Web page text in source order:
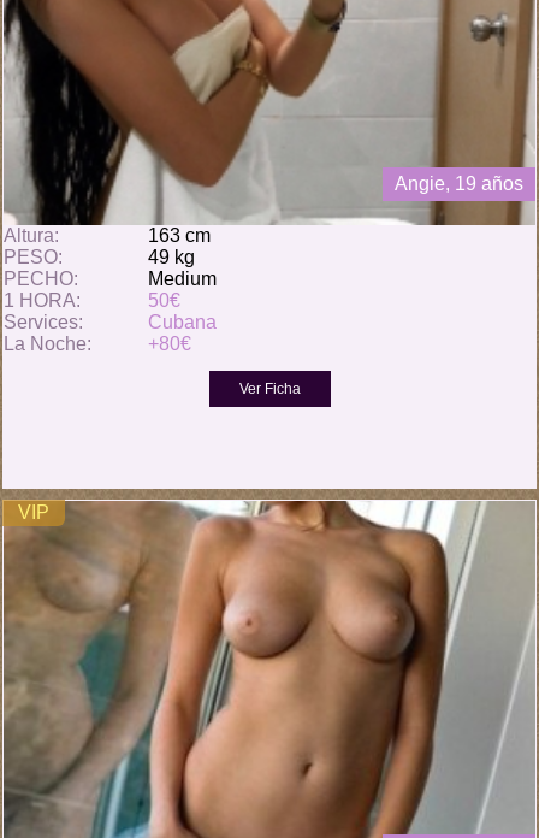
Angie, 19 años
Altura:
163 cm
PESO:
49 kg
PECHO:
Medium
1 HORA:
50€
Services:
Cubana
La Noche:
+80€
VIP